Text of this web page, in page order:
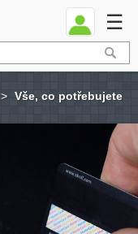
☰
> Vše, co potřebujete